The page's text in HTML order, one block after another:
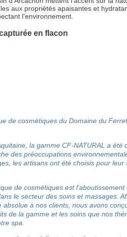
aux propriétés apaisantes et
l’environnement.
en flacon
de cosmétiques du Domaine du
la gamme CF-NATURAL a été
des préoccupations
les artisans ont été choisis pour leur
de cosmétiques est l'aboutissement
le secteur des soins et massages.
à nos clients, nous avons
de la gamme et les soins que nos
spa.